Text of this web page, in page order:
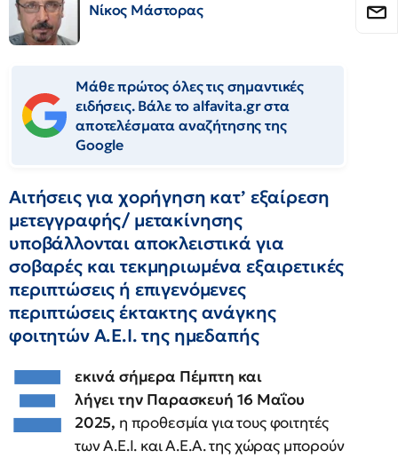
Νίκος Μάστορας
Μάθε πρώτος όλες τις σημαντικές
ειδήσεις. Βάλε το alfavita.gr στα
αποτελέσματα αναζήτησης της
Google
Αιτήσεις για χορήγηση κατ’ εξαίρεση
μετεγγραφής/ μετακίνησης
υποβάλλονται αποκλειστικά για
σοβαρές και τεκμηριωμένα εξαιρετικές
περιπτώσεις ή επιγενόμενες
περιπτώσεις έκτακτης ανάγκης
φοιτητών Α.Ε.Ι. της ημεδαπής
Ξ
εκινά σήμερα Πέμπτη και
λήγει την Παρασκευή 16 Μαΐου
2025, η προθεσμία για τους φοιτητές
των Α.Ε.Ι. και Α.Ε.Α. της χώρας μπορούν